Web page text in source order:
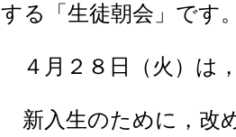
する「生徒朝会」です
４月２８日（火）は
新入生のために，改